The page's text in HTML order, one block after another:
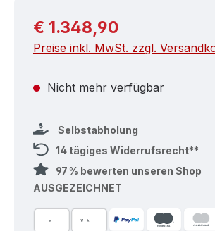
Regulärer Preis:
€ 1.348,90
Preise inkl. MwSt. zzgl.
Nicht mehr verfügbar
Selbstabholung
14 tägiges Widerrufsrecht**
97 % bewerten unseren Shop
AUSGEZEICHNET